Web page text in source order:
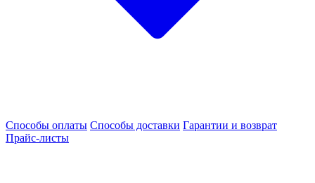
Способы оплаты Способы доставки Гарантии и возврат
Прайс-листы